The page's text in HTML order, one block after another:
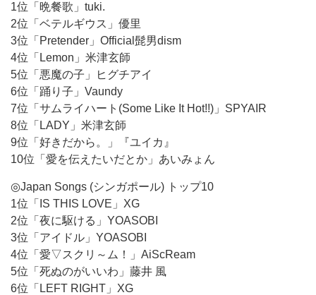
1位「晩餐歌」tuki.
2位「ベテルギウス」優里
3位「Pretender」Official髭男dism
4位「Lemon」米津玄師
5位「悪魔の子」ヒグチアイ
6位「踊り子」Vaundy
7位「サムライハート(Some Like It Hot!!)」SPYAIR
8位「LADY」米津玄師
9位「好きだから。」『ユイカ』
10位「愛を伝えたいだとか」あいみょん
◎Japan Songs (シンガポール) トップ10
1位「IS THIS LOVE」XG
2位「夜に駆ける」YOASOBI
3位「アイドル」YOASOBI
4位「愛▽スクリ～ム！」AiScReam
5位「死ぬのがいいわ」藤井 風
6位「LEFT RIGHT」XG